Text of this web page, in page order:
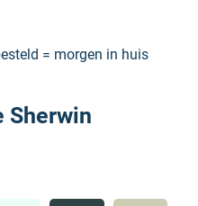
= morgen in huis
Sherwin